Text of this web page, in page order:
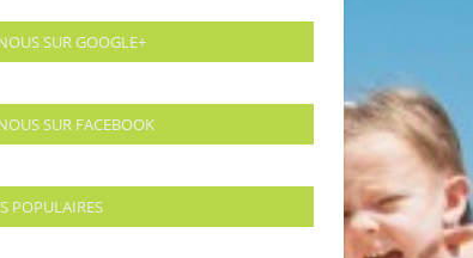
SUR GOOGLE+
SUR FACEBOOK
POPULAIRES